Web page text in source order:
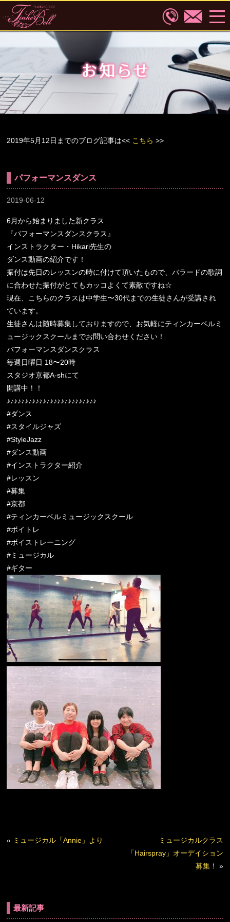
2019年5月12日までのブログ記事は<< こちら >>
パフォーマンスダンス
2019-06-12
6月から始まりました新クラス
『パフォーマンスダンスクラス』
インストラクター・Hikari先生の
ダンス動画の紹介です！
振付は先日のレッスンの時に付けて頂いたもので、バラードの歌詞
に合わせた振付がとてもカッコよくて素敵ですね☆
現在、こちらのクラスは中学生〜30代までの生徒さんが受講され
ています。
生徒さんは随時募集しておりますので、お気軽にティンカーベルミ
ュージックスクールまでお問い合わせください！
パフォーマンスダンスクラス
毎週日曜日 18〜20時
スタジオ京都A-shにて
開講中！！
♪♪♪♪♪♪♪♪♪♪♪♪♪♪♪♪♪♪♪♪♪♪♪♪♪
#ダンス
#スタイルジャズ
#StyleJazz
#ダンス動画
#インストラクター紹介
#レッスン
#募集
#京都
#ティンカーベルミュージックスクール
#ボイトレ
#ボイストレーニング
#ミュージカル
#ギター
« ミュージカル「Annie」より
ミュージカルクラス
「Hairspray」オーデイション
募集！
»
最新記事